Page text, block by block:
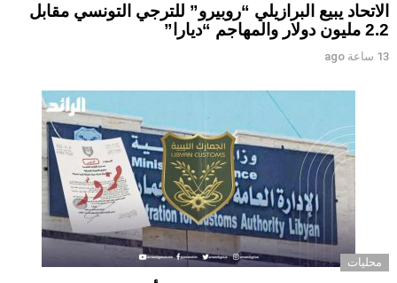
الاتحاد يبيع البرازيلي “روبيرو” للترجي التونسي مقابل
2.2 مليون دولار والمهاجم “ديارا”
13 ساعة ago
محليات